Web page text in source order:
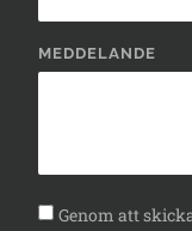
MEDDELANDE
Genom att